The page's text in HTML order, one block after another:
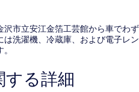
市立安江金箔工芸館から車でわず
洗濯機、冷蔵庫、および電子レン
する詳細